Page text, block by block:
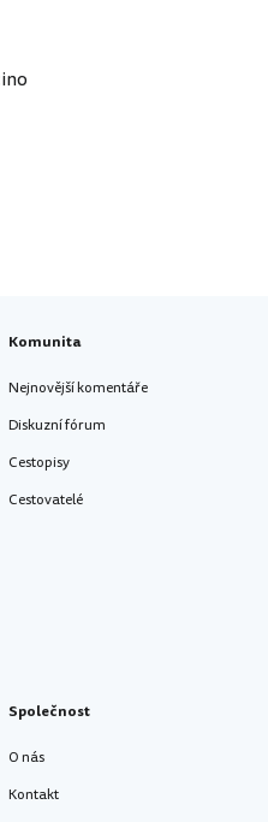
Komunita
Nejnovější komentáře
Diskuzní fórum
Cestopisy
Cestovatelé
Společnost
O nás
Kontakt